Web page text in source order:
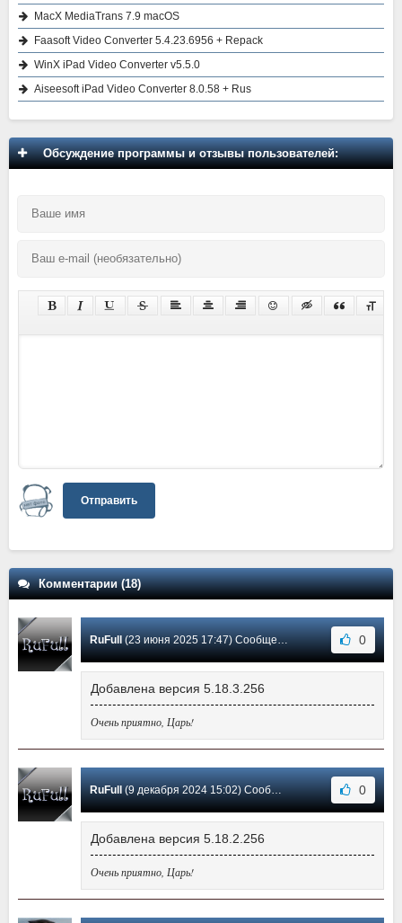
MacX MediaTrans 7.9 macOS
Faasoft Video Converter 5.4.23.6956 + Repack
WinX iPad Video Converter v5.5.0
Aiseesoft iPad Video Converter 8.0.58 + Rus
Обсуждение программы и отзывы пользователей:
Отправить
Комментарии (18)
RuFull (23 июня 2025 17:47) Сообщение #18 0
Добавлена версия 5.18.3.256
Очень приятно, Царь!
RuFull (9 декабря 2024 15:02) Сообщение #17 0
Добавлена версия 5.18.2.256
Очень приятно, Царь!